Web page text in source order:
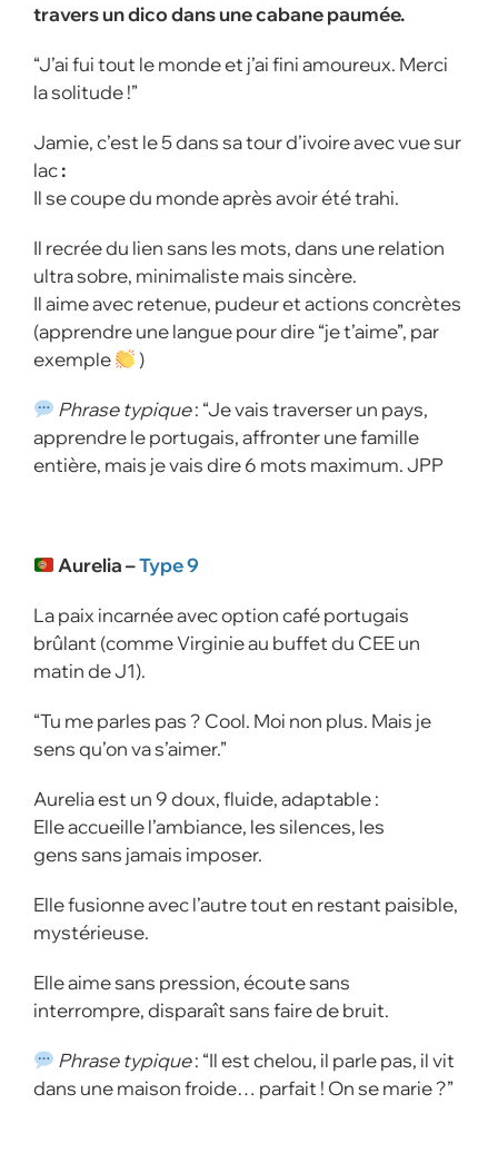
travers un dico dans une cabane paumée.
“J’ai fui tout le monde et j’ai fini amoureux. Merci
la solitude !”
Jamie, c’est le 5 dans sa tour d’ivoire avec vue sur
lac:
Il se coupe du monde après avoir été trahi.
Il recrée du lien sans les mots, dans une relation
ultra sobre, minimaliste mais sincère.
Il aime avec retenue, pudeur et actions concrètes
(apprendre une langue pour dire “je t’aime”, par
exemple
)
Phrase typique: “Je vais traverser un pays,
apprendre le portugais, affronter une famille
entière, mais je vais dire 6 mots maximum. JPP
Aurelia –Type 9
La paix incarnée avec option café portugais
brûlant (comme Virginie au buffet du CEE un
matin de J1).
“Tu me parles pas ? Cool. Moi non plus. Mais je
sens qu’on va s’aimer.”
Aurelia est un 9 doux, fluide, adaptable :
Elle accueille l’ambiance, les silences, les
gens sans jamais imposer.
Elle fusionne avec l’autre tout en restant paisible,
mystérieuse.
Elle aime sans pression, écoute sans
interrompre, disparaît sans faire de bruit.
Phrase typique: “Il est chelou, il parle pas, il vit
dans une maison froide… parfait ! On se marie ?”